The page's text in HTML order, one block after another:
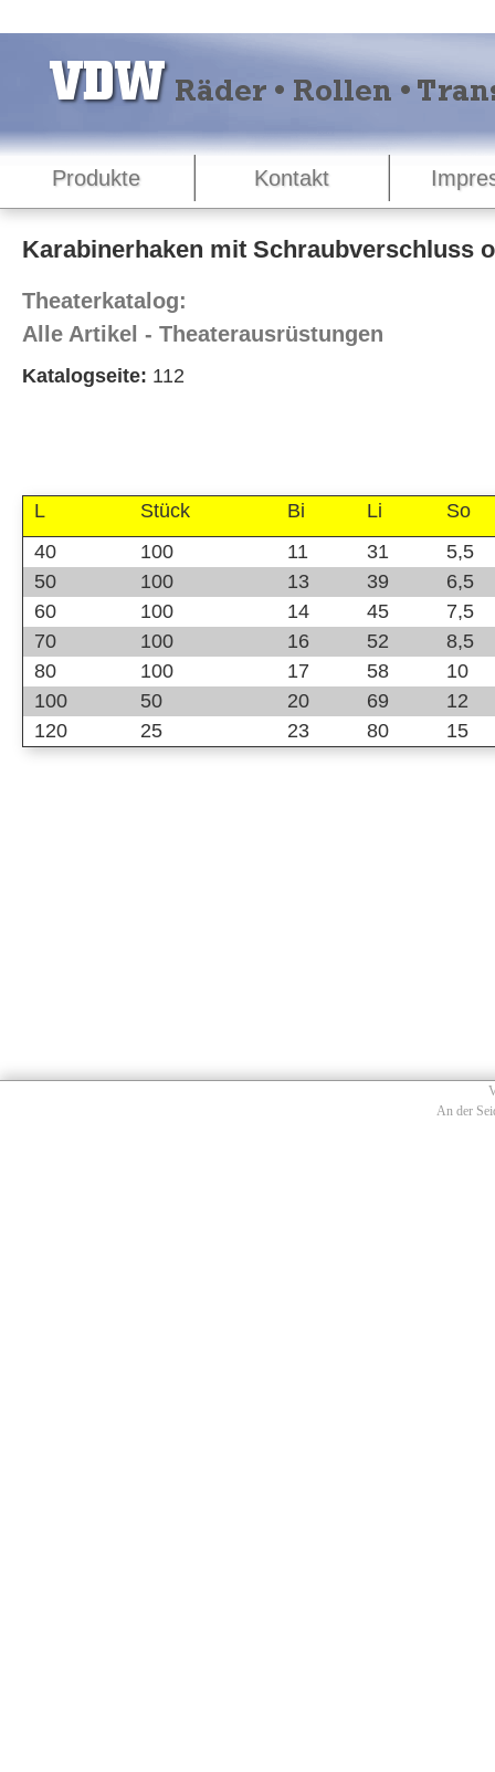
Produkte Kontakt
Karabinerhaken mit Schraubverschluss
Theaterkatalog:
Alle Artikel - Theaterausrüstungen
Katalogseite: 112
L Stück Bi Li
So
40
100 11 31
5,5
50
100 13 39
6,5
60
100 14 45
7,5
70
100 16 52
8,5
80
100 17 58
10
100
50 20 69
12
120
25 23 80 15
An der